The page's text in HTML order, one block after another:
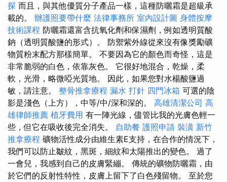
探 而且，與其他優質分子產品一樣，這種防曬霜是超級承
載的。 辦護照要帶什麼 法律事務所 室內設計圖 身體按摩
技術課程 防曬霜還富含抗氧化劑和保濕劑，例如透明質酸
鈉（透明質酸鹽的形式）。 防禦紫外線從來沒有像獎勵礦
物質粉末配方那樣簡單。 不要因為它的顏色而奇怪，這是
非常脆弱的白色，依靠灰色。 它很好地混合，乾燥，柔
軟，光滑，略微啞光質地。 因此，如果您對水楊酸鹽過
敏，請注意。 整骨推拿療程 漏水 打針 四門冰箱 可選的陰
影是淺色（上方），中等/中/深和深的。 高雄清潔公司 高
雄律師推薦 植牙費用 有一陣光線，儘管比我的光膚色輕一
些，但它在吸收後完全消失。 自助餐 護照申請 裝潢 新竹
推拿療程 礦物活性成分由維生素E支持，在合作的情況下，
我們可以防止皺紋，黑斑，細紋和太陽推出的變色。 過了
一會兒，我感到自己的皮膚緊繃。 傳統的礦物防曬霜，由
於它們的反射性特性，皮膚上留下了白色殘留物。 至於您